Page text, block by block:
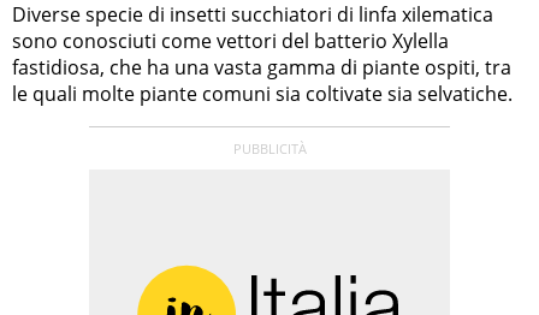
Diverse specie di insetti succhiatori di linfa xilematica
sono conosciuti come vettori del batterio Xylella
fastidiosa, che ha una vasta gamma di piante ospiti, tra
le quali molte piante comuni sia coltivate sia selvatiche.